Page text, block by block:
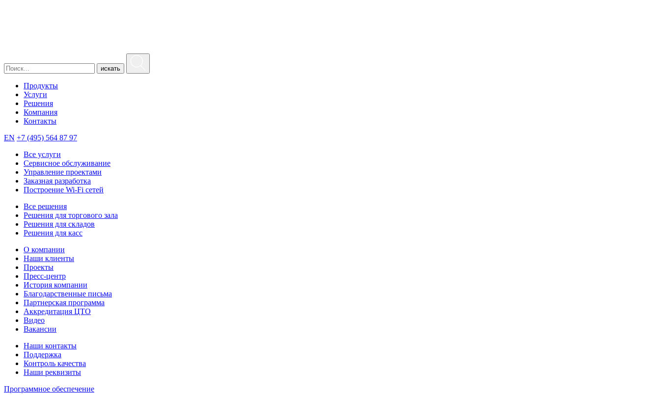
искать
Продукты
Услуги
Решения
Компания
Контакты
EN +7 (495) 564 87 97
Все услуги
Сервисное обслуживание
Управление проектами
Заказная разработка
Построение Wi-Fi сетей
Все решения
Решения для торгового зала
Решения для складов
Решения для касс
О компании
Наши клиенты
Проекты
Пресс-центр
История компании
Благодарственные письма
Партнерская программа
Аккредитация ЦТО
Видео
Вакансии
Наши контакты
Поддержка
Контроль качества
Наши реквизиты
Программное обеспечение